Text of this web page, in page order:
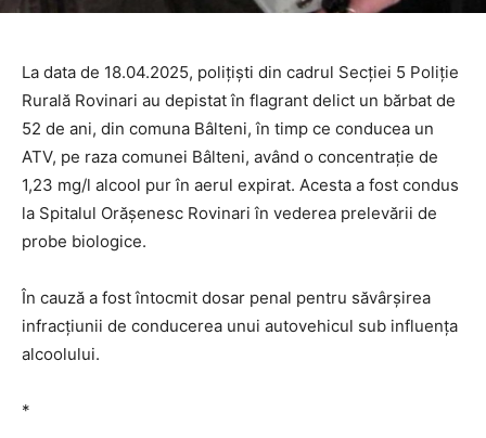
La data de 18.04.2025, polițiști din cadrul Secției 5 Poliție
Rurală Rovinari au depistat în flagrant delict un bărbat de
52 de ani, din comuna Bâlteni, în timp ce conducea un
ATV, pe raza comunei Bâlteni, având o concentrație de
1,23 mg/l alcool pur în aerul expirat. Acesta a fost condus
la Spitalul Orășenesc Rovinari în vederea prelevării de
probe biologice.
În cauză a fost întocmit dosar penal pentru săvârșirea
infracțiunii de conducerea unui autovehicul sub influența
alcoolului.
*